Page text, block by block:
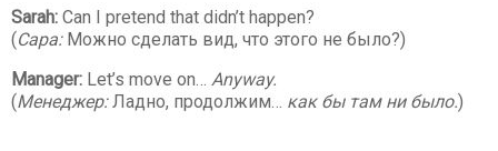
Sarah: Can I pretend that didn’t happen?
(Сара:Можно сделать вид, что этого не было?)
Manager: Let’s move on… Anyway.
(Менеджер:Ладно, продолжим… как бы там ни было.)